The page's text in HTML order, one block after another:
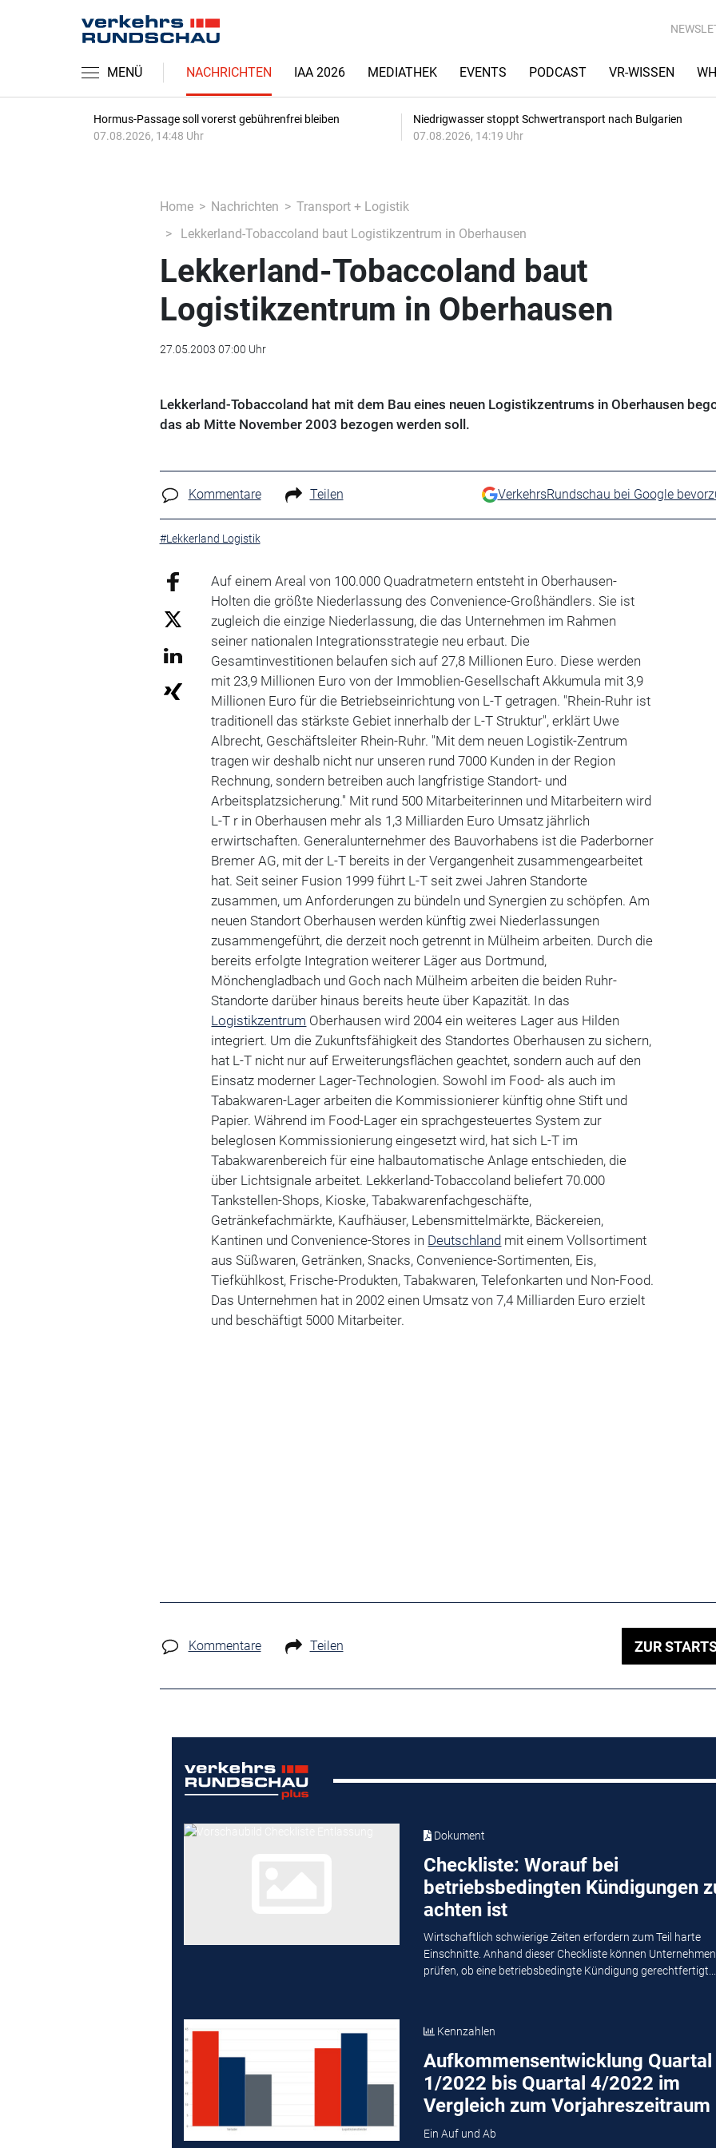
MENÜ NACHRICHTEN IAA 2026 MEDIATHEK EVENTS PODCAST VR-WISSEN
Hormus-Passage soll vorerst gebührenfrei bleiben
07.08.2026, 14:48 Uhr
Niedrigwasser stoppt Schwertransport nach Bulgarien
07.08.2026, 14:19 Uhr
Home Nachrichten
Transport + Logistik
Lekkerland-Tobaccoland baut Logistikzentrum in Oberhausen
Lekkerland-Tobaccoland baut
Logistikzentrum in Oberhausen
27.05.2003 07:00 Uhr
Lekkerland-Tobaccoland hat mit dem Bau eines neuen Logistikzentrums in Oberhausen
das ab Mitte November 2003 bezogen werden soll.
Kommentare Teilen VerkehrsRundschau bei Google
#Lekkerland Logistik
Auf einem Areal von 100.000 Quadratmetern entsteht in Oberhausen-
Holten die größte Niederlassung des Convenience-Großhändlers. Sie ist
zugleich die einzige Niederlassung, die das Unternehmen im Rahmen
seiner nationalen Integrationsstrategie neu erbaut. Die
Gesamtinvestitionen belaufen sich auf 27,8 Millionen Euro. Diese werden
mit 23,9 Millionen Euro von der Immoblien-Gesellschaft Akkumula mit 3,9
Millionen Euro für die Betriebseinrichtung von L-T getragen. "Rhein-Ruhr ist
traditionell das stärkste Gebiet innerhalb der L-T Struktur", erklärt Uwe
Albrecht, Geschäftsleiter Rhein-Ruhr. "Mit dem neuen Logistik-Zentrum
tragen wir deshalb nicht nur unseren rund 7000 Kunden in der Region
Rechnung, sondern betreiben auch langfristige Standort- und
Arbeitsplatzsicherung." Mit rund 500 Mitarbeiterinnen und Mitarbeitern wird
L-T r in Oberhausen mehr als 1,3 Milliarden Euro Umsatz jährlich
erwirtschaften. Generalunternehmer des Bauvorhabens ist die Paderborner
Bremer AG, mit der L-T bereits in der Vergangenheit zusammengearbeitet
hat. Seit seiner Fusion 1999 führt L-T seit zwei Jahren Standorte
zusammen, um Anforderungen zu bündeln und Synergien zu schöpfen. Am
neuen Standort Oberhausen werden künftig zwei Niederlassungen
zusammengeführt, die derzeit noch getrennt in Mülheim arbeiten. Durch die
bereits erfolgte Integration weiterer Läger aus Dortmund,
Mönchengladbach und Goch nach Mülheim arbeiten die beiden Ruhr-
Standorte darüber hinaus bereits heute über Kapazität. In das
Logistikzentrum Oberhausen wird 2004 ein weiteres Lager aus Hilden
integriert. Um die Zukunftsfähigkeit des Standortes Oberhausen zu sichern,
hat L-T nicht nur auf Erweiterungsflächen geachtet, sondern auch auf den
Einsatz moderner Lager-Technologien. Sowohl im Food- als auch im
Tabakwaren-Lager arbeiten die Kommissionierer künftig ohne Stift und
Papier. Während im Food-Lager ein sprachgesteuertes System zur
beleglosen Kommissionierung eingesetzt wird, hat sich L-T im
Tabakwarenbereich für eine halbautomatische Anlage entschieden, die
über Lichtsignale arbeitet. Lekkerland-Tobaccoland beliefert 70.000
Tankstellen-Shops, Kioske, Tabakwarenfachgeschäfte,
Getränkefachmärkte, Kaufhäuser, Lebensmittelmärkte, Bäckereien,
Kantinen und Convenience-Stores in Deutschland mit einem Vollsortiment
aus Süßwaren, Getränken, Snacks, Convenience-Sortimenten, Eis,
Tiefkühlkost, Frische-Produkten, Tabakwaren, Telefonkarten und Non-Food.
Das Unternehmen hat in 2002 einen Umsatz von 7,4 Milliarden Euro erzielt
und beschäftigt 5000 Mitarbeiter.
Kommentare Teilen ZUR
Dokument
Checkliste: Worauf bei
betriebsbedingten Kündigungen
achten ist
Wirtschaftlich schwierige Zeiten erfordern zum Teil harte
Einschnitte. Anhand dieser Checkliste können Unternehmen
prüfen, ob eine betriebsbedingte Kündigung gerechtfertigt...
Kennzahlen
Aufkommensentwicklung Quartal
1/2022 bis Quartal 4/2022 im
Vergleich zum Vorjahreszeitraum
Ein Auf und Ab